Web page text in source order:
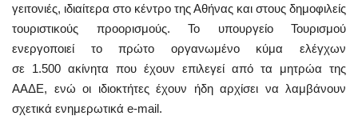
γειτονιές, ιδιαίτερα στο κέντρο της Αθήνας και στους δημοφιλείς
τουριστικούς προορισμούς. Το υπουργείο Τουρισμού
ενεργοποιεί το πρώτο οργανωμένο κύμα ελέγχων
σε 1.500 ακίνητα που έχουν επιλεγεί από τα μητρώα της
ΑΑΔΕ, ενώ οι ιδιοκτήτες έχουν ήδη αρχίσει να λαμβάνουν
σχετικά ενημερωτικά e-mail.